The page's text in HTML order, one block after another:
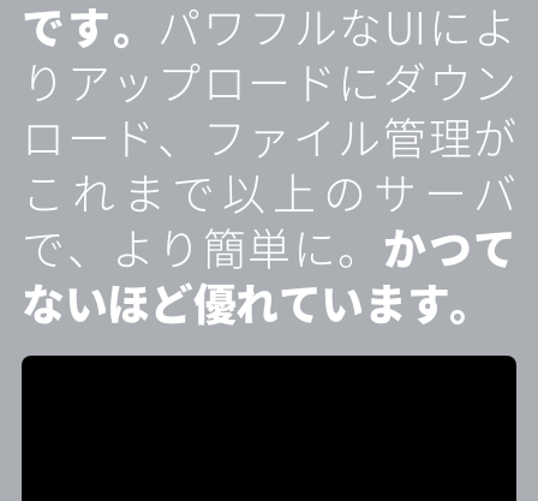
です。
パワフルなUIによ
りアップロードにダウン
ロード、ファイル管理が
これまで以上のサーバ
で、より簡単に。 かつて
ないほど優れています。